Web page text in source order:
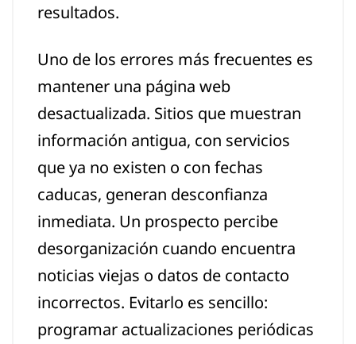
resultados.
Uno de los errores más frecuentes es
mantener una página web
desactualizada. Sitios que muestran
información antigua, con servicios
que ya no existen o con fechas
caducas, generan desconfianza
inmediata. Un prospecto percibe
desorganización cuando encuentra
noticias viejas o datos de contacto
incorrectos. Evitarlo es sencillo:
programar actualizaciones periódicas